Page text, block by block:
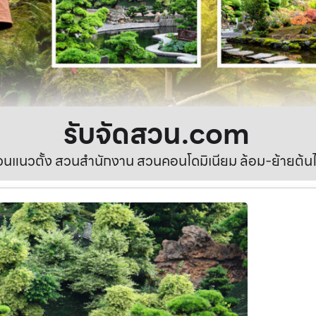
รับจัดสวน.com
แนวตั้ง สวนสำนักงาน สวนคอนโดมิเนียม ล้อม-ย้ายต้น